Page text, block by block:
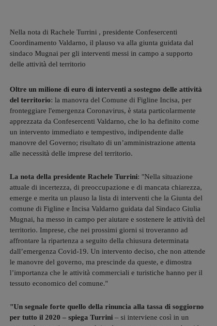
Nella nota di Rachele Turrini , presidente Confesercenti
Coordinamento Valdarno, il plauso va alla giunta guidata dal
sindaco Mugnai per gli interventi messi in campo a supporto
delle attività del territorio
Oltre un milione di euro di interventi a sostegno delle attività
del territorio: la manovra del Comune di Figline Incisa, per
fronteggiare l'emergenza Coronavirus, è stata particolarmente
apprezzata da Confesercenti Valdarno, che lo ha definito come
un intervento immediato e tempestivo, indipendente dalle
manovre del Governo; risultato di un’amministrazione attenta
alle necessità delle imprese del territorio.
La nota della presidente Rachele Turrini: "Nella situazione
attuale di incertezza, di preoccupazione e di mancata chiarezza,
emerge e merita un plauso la lista di interventi che la Giunta del
comune di Figline e Incisa Valdarno guidata dal Sindaco Giulia
Mugnai, ha messo in campo per aiutare e sostenere le attività del
territorio. Imprese, che nei prossimi giorni si troveranno ad
affrontare la ripartenza a seguito della chiusura determinata
dall’emergenza Covid-19. Un intervento deciso, che non attende
le manovre del governo, ma prescinde da queste, e dimostra
l’importanza che le attività commerciali e turistiche hanno per il
tessuto economico del comune."
"Un segnale forte quello della rinuncia alla tassa di soggiorno
per tutto il 2020 – spiega Turrini – si interviene così in un